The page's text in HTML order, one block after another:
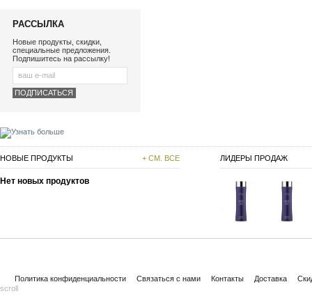
РАССЫЛКА
Новые продукты, скидки,
специальные предложения.
Подпишитесь на рассылку!
НОВЫЕ ПРОДУКТЫ + СМ. ВСЕ
Нет новых продуктов
ЛИДЕРЫ ПРОДАЖ
Политика конфиденциальности Связаться с нами Контакты Доставка
scroll